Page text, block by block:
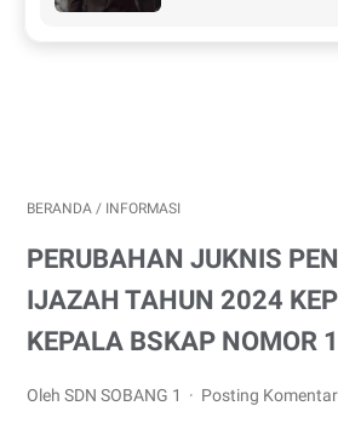
BERANDA / INFORMASI
PERUBAHAN JUKNIS
IJAZAH TAHUN 2024
KEPALA BSKAP NOMOR
Oleh SDN SOBANG 1 Posting Komentar